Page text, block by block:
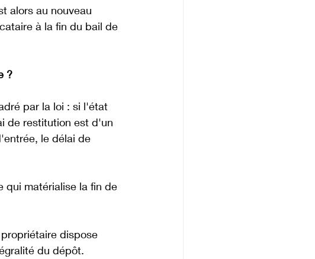
alors au nouveau
à la fin du bail de
?
par la loi : si l'état
de restitution est d'un
le délai de
qui matérialise la fin de
dispose
du dépôt.